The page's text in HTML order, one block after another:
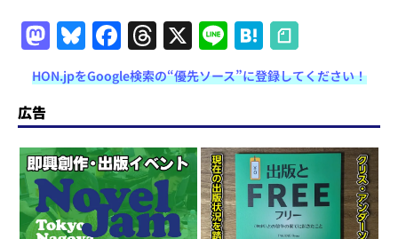
M
a
st
o
d
o
n
Bl
u
e
s
k
y
F
a
c
e
b
o
o
T
h
re
a
d
s
X Li
n
e
H
at
e
n
a
HON.jpをGoogle検索の“優先ソース”に登録してください！
広告